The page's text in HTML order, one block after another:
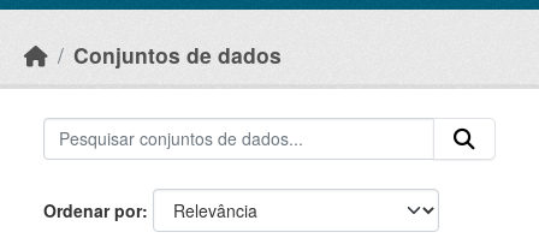
Conjuntos de dados
Ordenar por